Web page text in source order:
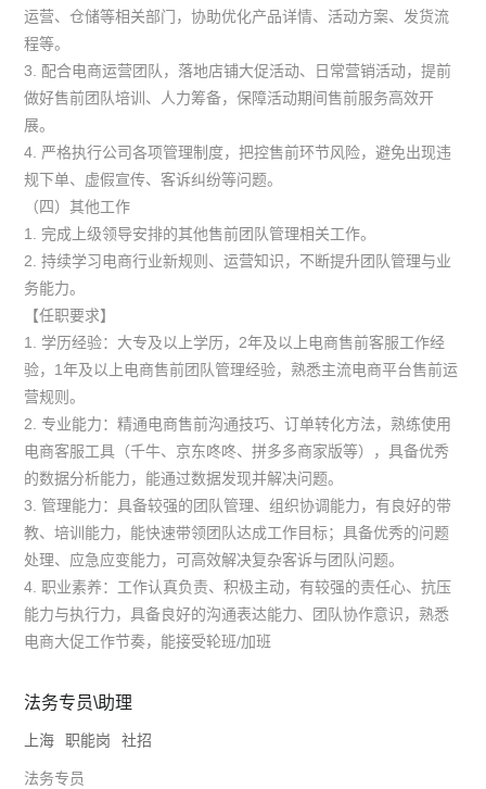
运营、仓储等相关部门，协助优化产品详情、活动方案、发货流
程等。
3. 配合电商运营团队，落地店铺大促活动、日常营销活动，提前
做好售前团队培训、人力筹备，保障活动期间售前服务高效开
展。
4. 严格执行公司各项管理制度，把控售前环节风险，避免出现违
规下单、虚假宣传、客诉纠纷等问题。
（四）其他工作
1. 完成上级领导安排的其他售前团队管理相关工作。
2. 持续学习电商行业新规则、运营知识，不断提升团队管理与业
务能力。
【任职要求】
1. 学历经验：大专及以上学历，2年及以上电商售前客服工作经
验，1年及以上电商售前团队管理经验，熟悉主流电商平台售前运
营规则。
2. 专业能力：精通电商售前沟通技巧、订单转化方法，熟练使用
电商客服工具（千牛、京东咚咚、拼多多商家版等），具备优秀
的数据分析能力，能通过数据发现并解决问题。
3. 管理能力：具备较强的团队管理、组织协调能力，有良好的带
教、培训能力，能快速带领团队达成工作目标；具备优秀的问题
处理、应急应变能力，可高效解决复杂客诉与团队问题。
4. 职业素养：工作认真负责、积极主动，有较强的责任心、抗压
能力与执行力，具备良好的沟通表达能力、团队协作意识，熟悉
电商大促工作节奏，能接受轮班/加班
法务专员\助理
上海 职能岗 社招
法务专员